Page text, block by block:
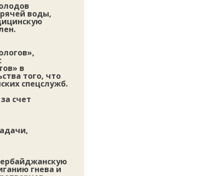
воды,
в
того, что
спецслужб.
счет
гнева и